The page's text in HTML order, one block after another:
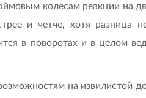
колесам реакции на
и четче, хотя разница
в поворотах и в целом
на извилистой